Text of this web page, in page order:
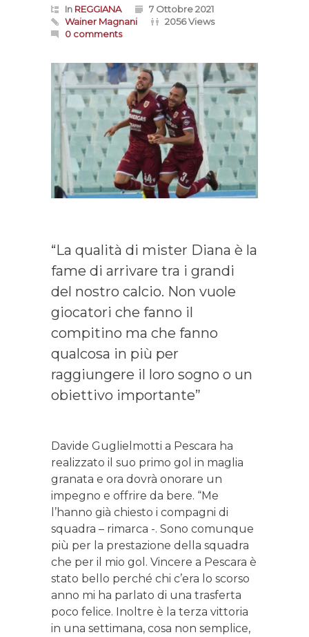
In REGGIANA
7 Ottobre 2021
Wainer Magnani
2056 Views
0 comments
“La qualità di mister Diana è la
fame di arrivare tra i grandi
del nostro calcio. Non vuole
giocatori che fanno il
compitino ma che fanno
qualcosa in più per
raggiungere il loro sogno o un
obiettivo importante”
Davide Guglielmotti a Pescara ha
realizzato il suo primo gol in maglia
granata e ora dovrà onorare un
impegno e offrire da bere. “Me
l’hanno già chiesto i compagni di
squadra – rimarca -. Sono comunque
più per la prestazione della squadra
che per il mio gol. Vincere a Pescara è
stato bello perché chi c’era lo scorso
anno mi ha parlato di una trasferta
poco felice. Inoltre è la terza vittoria
in una settimana, cosa non semplice,